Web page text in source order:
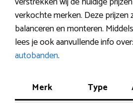
verkochte merken. Deze prijzen
balanceren en monteren.
lees je ook aanvullende info over:
autobanden.
Merk Type